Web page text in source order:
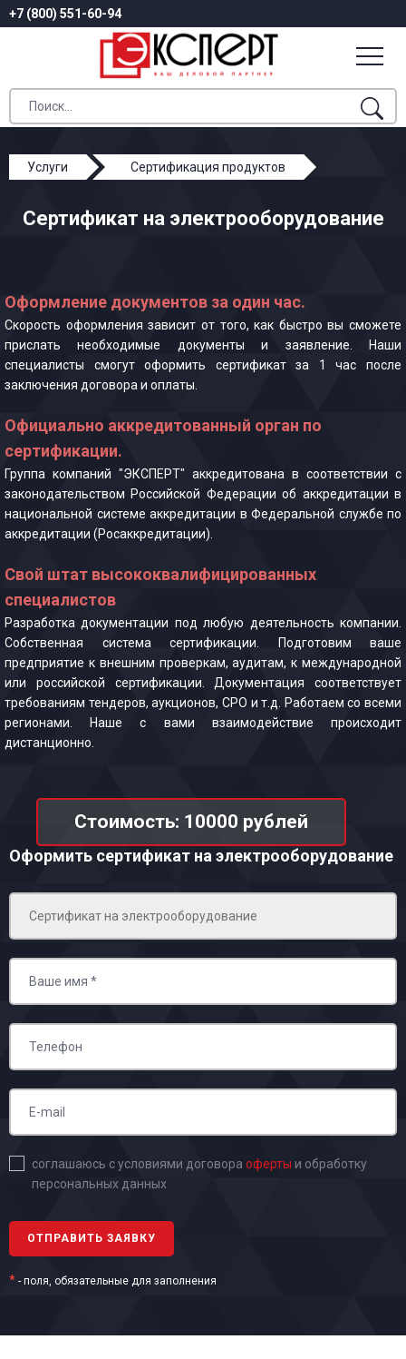
+7 (800) 551-60-94
Услуги
Сертификация продуктов
Сертификат на электрооборудование
Оформление документов за один час.
Скорость оформления зависит от того, как быстро вы сможете
прислать необходимые документы и заявление. Наши
специалисты смогут оформить сертификат за 1 час после
заключения договора и оплаты.
Официально аккредитованный орган по
сертификации.
Группа компаний "ЭКСПЕРТ" аккредитована в соответствии с
законодательством Российской Федерации об аккредитации в
национальной системе аккредитации в Федеральной службе по
аккредитации (Росаккредитации).
Свой штат высококвалифицированных
специалистов
Разработка документации под любую деятельность компании.
Собственная система сертификации. Подготовим ваше
предприятие к внешним проверкам, аудитам, к международной
или российской сертификации. Документация соответствует
требованиям тендеров, аукционов, СРО и т.д. Работаем со всеми
регионами. Наше с вами взаимодействие происходит
дистанционно.
Стоимость: 10000 рублей
Оформить сертификат на электрооборудование
соглашаюсь с условиями договора оферты и обработку
персональных данных
* - поля, обязательные для заполнения